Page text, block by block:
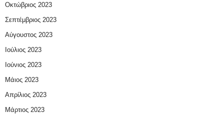
Οκτώβριος 2023
Σεπτέμβριος 2023
Αύγουστος 2023
Ιούλιος 2023
Ιούνιος 2023
Μάιος 2023
Απρίλιος 2023
Μάρτιος 2023